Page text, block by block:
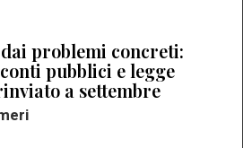
problemi concreti:
pubblici e legge
a settembre